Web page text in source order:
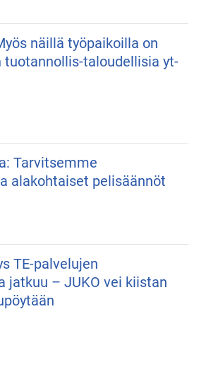
näillä työpaikoilla on
tuotannollis-taloudellisia yt-
Tarvitsemme
alakohtaiset pelisäännöt
TE-palvelujen
jatkuu – JUKO vei kiistan